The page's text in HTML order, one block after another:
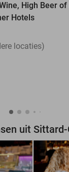
High Beer
Hotels
locaties)
uit Sittard-